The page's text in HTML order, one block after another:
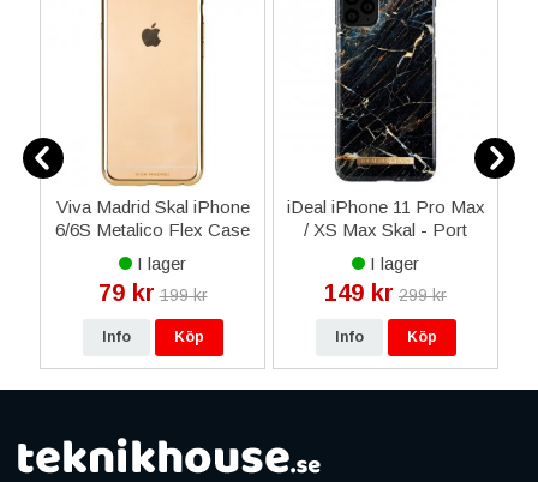
Viva Madrid Skal iPhone
6/6S Metalico Flex Case
- Rosa Guld
I lager
79 kr 199 kr
Info Köp
iDeal iPhone 11 Pro Max
/ XS Max Skal - Port
Laurent Marble
I lager
149 kr 299 kr
Info Köp